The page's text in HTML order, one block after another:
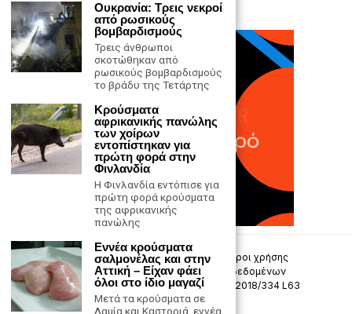
Επικοινωνία Πολιτική Απορρήτου
Όροι χρήσης
Πολιτική προστασίας προσωπικών δεδομένων
Δήλωση συμμόρφωσης -σύσταση (ΕΕ) 2018/334 L63
Ουκρανία: Τρεις νεκροί
από ρωσικούς
βομβαρδισμούς
Τρεις άνθρωποι
σκοτώθηκαν από
ρωσικούς βομβαρδισμούς
το βράδυ της Τετάρτης
Κρούσματα
αφρικανικής πανώλης
των χοίρων
εντοπίστηκαν για
πρώτη φορά στην
Φινλανδία
Η Φινλανδία εντόπισε για
πρώτη φορά κρούσματα
της αφρικανικής
πανώλης
Εννέα κρούσματα
σαλμονέλας και στην
Αττική – Είχαν φάει
όλοι στο ίδιο μαγαζί
Μετά τα κρούσματα σε
Λαμία και Καστοριά, εννέα